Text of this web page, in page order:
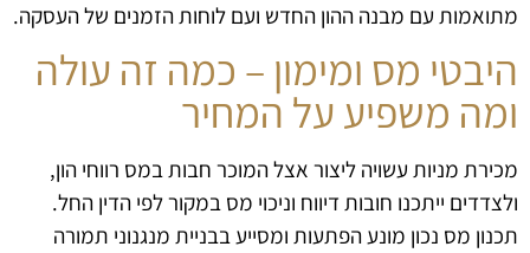
מתואמות עם מבנה ההון החדש ועם לוחות הזמנים של העסקה.
היבטי מס ומימון – כמה זה עולה
ומה משפיע על המחיר
מכירת מניות עשויה ליצור אצל המוכר חבות במס רווחי הון,
ולצדדים ייתכנו חובות דיווח וניכוי מס במקור לפי הדין החל.
תכנון מס נכון מונע הפתעות ומסייע בבניית מנגנוני תמורה